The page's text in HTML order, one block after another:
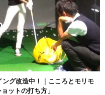
グ改造中！｜こころとモリモ
ットの打ち方」